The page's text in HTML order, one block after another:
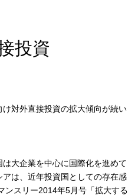
投資
対外直接投資の拡大傾向が続い
大企業を中心に国際化を進めて
は、近年投資国としての存在感
ンスリー2014年5月号「拡大する